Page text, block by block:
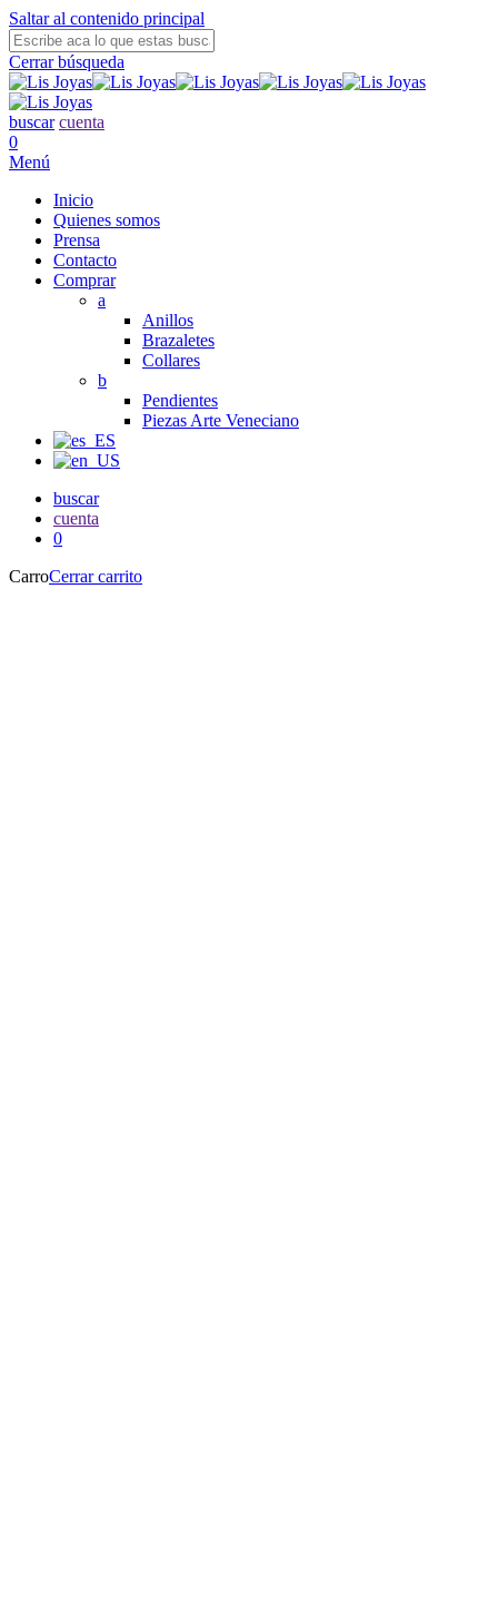
Saltar al contenido principal
Cerrar búsqueda
buscar cuenta
0
Menú
Inicio
Quienes somos
Prensa
Contacto
Comprar
a
Anillos
Brazaletes
Collares
b
Pendientes
Piezas Arte Veneciano
buscar
cuenta
0
CarroCerrar carrito